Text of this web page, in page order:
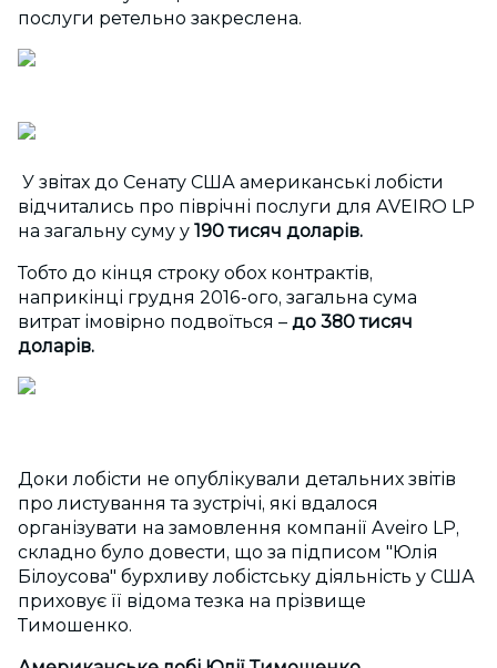
послуги ретельно закреслена.
У звітах до Сенату США американські лобісти
відчитались про піврічні послуги для AVEIRO LP
на загальну суму у 190 тисяч доларів.
Тобто до кінця строку обох контрактів,
наприкінці грудня 2016-ого, загальна сума
витрат імовірно подвоїться – до 380 тисяч
доларів.
Доки лобісти не опублікували детальних звітів
про листування та зустрічі, які вдалося
організувати на замовлення компанії Aveiro LP,
складно було довести, що за підписом "Юлія
Білоусова" бурхливу лобістську діяльність у США
приховує її відома тезка на прізвище
Тимошенко.